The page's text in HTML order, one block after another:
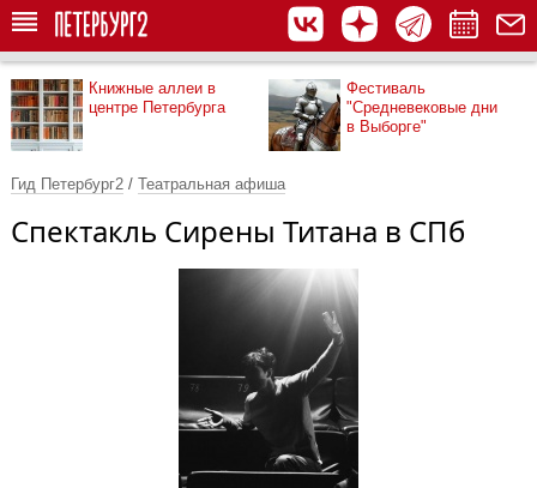
Книжные аллеи в
центре Петербурга
Фестиваль
"Средневековые дни
в Выборге"
Гид Петербург2 / Театральная афиша
Спектакль Сирены Титана в СПб